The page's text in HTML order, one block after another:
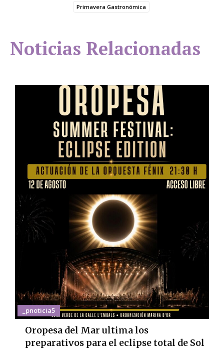
Primavera Gastronómica
Noticias Relacionadas
_pnoticia5
Oropesa del Mar ultima los
preparativos para el eclipse total de Sol